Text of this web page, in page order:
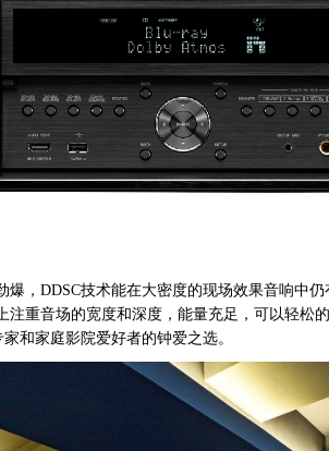
，DDSC技术能在大密度的现场效果音响中
注重音场的宽度和深度，能量充足，可以轻
和家庭影院爱好者的钟爱之选。